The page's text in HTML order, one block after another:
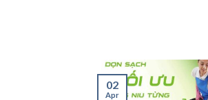
02
Apr